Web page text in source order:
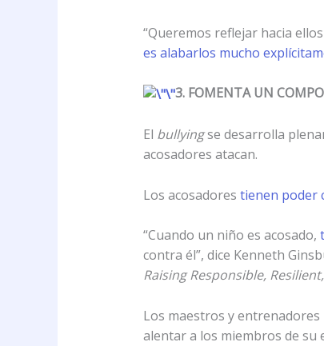
“Queremos reflejar hacia
es alabarlos mucho
3. FOMENTA UN
El bullyingse desarrolla
acosadores atacan.
Los acosadores tienen poder
“Cuando un niño es acosado,
contra él”, dice Kenneth
Raising Responsible,
Los maestros y entrenadores
alentar a los miembros de su